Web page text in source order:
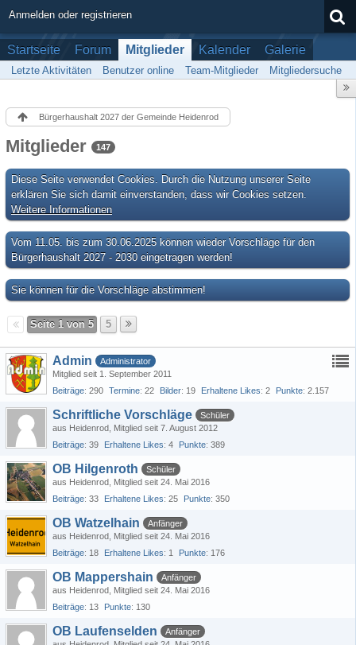
Anmelden oder registrieren
Startseite Forum Mitglieder Kalender Galerie
Letzte Aktivitäten Benutzer online Team-Mitglieder Mitgliedersuche
Bürgerhaushalt 2027 der Gemeinde Heidenrod
Mitglieder 147
Diese Seite verwendet Cookies. Durch die Nutzung unserer Seite
erklären Sie sich damit einverstanden, dass wir Cookies setzen.
Weitere Informationen
Vom 11.05. bis zum 30.06.2025 können wieder Vorschläge für den
Bürgerhaushalt 2027 - 2030 eingetragen werden!
Sie können für die Vorschläge abstimmen!
Seite 1 von 5 5
Admin
Administrator
Mitglied seit 1. September 2011
Beiträge 290 Termine 22 Bilder 19 Erhaltene Likes 2 Punkte 2.157
Schriftliche Vorschläge
Schüler
aus Heidenrod Mitglied seit 7. August 2012
Beiträge 39 Erhaltene Likes 4 Punkte 389
OB Hilgenroth
Schüler
aus Heidenrod Mitglied seit 24. Mai 2016
Beiträge 33 Erhaltene Likes 25 Punkte 350
OB Watzelhain
Anfänger
aus Heidenrod Mitglied seit 24. Mai 2016
Beiträge 18 Erhaltene Likes 1 Punkte 176
OB Mappershain
Anfänger
aus Heidenrod Mitglied seit 24. Mai 2016
Beiträge 13 Punkte 130
OB Laufenselden
Anfänger